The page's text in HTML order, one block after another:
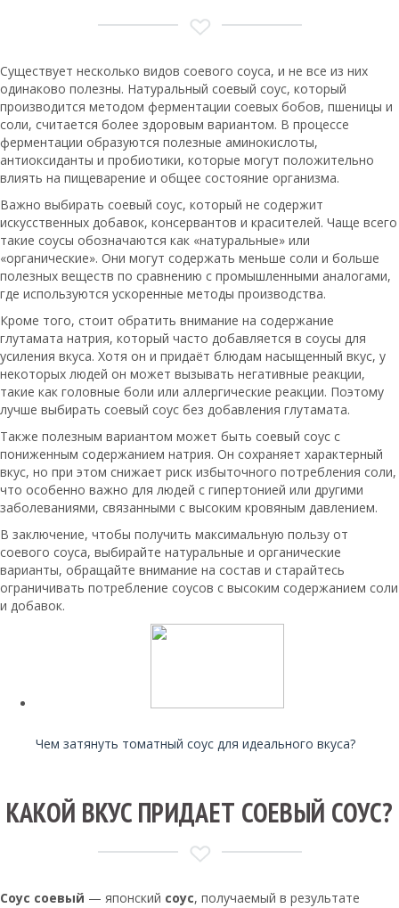
Существует несколько видов соевого соуса, и не все из них
одинаково полезны. Натуральный соевый соус, который
производится методом ферментации соевых бобов, пшеницы и
соли, считается более здоровым вариантом. В процессе
ферментации образуются полезные аминокислоты,
антиоксиданты и пробиотики, которые могут положительно
влиять на пищеварение и общее состояние организма.
Важно выбирать соевый соус, который не содержит
искусственных добавок, консервантов и красителей. Чаще всего
такие соусы обозначаются как «натуральные» или
«органические». Они могут содержать меньше соли и больше
полезных веществ по сравнению с промышленными аналогами,
где используются ускоренные методы производства.
Кроме того, стоит обратить внимание на содержание
глутамата натрия, который часто добавляется в соусы для
усиления вкуса. Хотя он и придаёт блюдам насыщенный вкус, у
некоторых людей он может вызывать негативные реакции,
такие как головные боли или аллергические реакции. Поэтому
лучше выбирать соевый соус без добавления глутамата.
Также полезным вариантом может быть соевый соус с
пониженным содержанием натрия. Он сохраняет характерный
вкус, но при этом снижает риск избыточного потребления соли,
что особенно важно для людей с гипертонией или другими
заболеваниями, связанными с высоким кровяным давлением.
В заключение, чтобы получить максимальную пользу от
соевого соуса, выбирайте натуральные и органические
варианты, обращайте внимание на состав и старайтесь
ограничивать потребление соусов с высоким содержанием соли
и добавок.
Чем затянуть томатный соус для идеального вкуса?
КАКОЙ ВКУС ПРИДАЕТ СОЕВЫЙ СОУС?
Соус соевый — японский соус, получаемый в результате